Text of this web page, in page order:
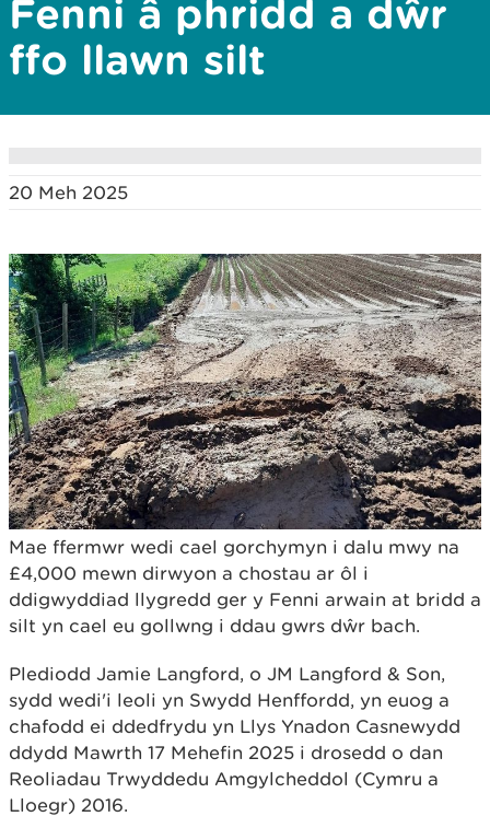
Fenni â phridd a dŵr
ffo llawn silt
20 Meh 2025
Mae ffermwr wedi cael gorchymyn i dalu mwy na
£4,000 mewn dirwyon a chostau ar ôl i
ddigwyddiad llygredd ger y Fenni arwain at bridd a
silt yn cael eu gollwng i ddau gwrs dŵr bach.
Plediodd Jamie Langford, o JM Langford & Son,
sydd wedi'i leoli yn Swydd Henffordd, yn euog a
chafodd ei ddedfrydu yn Llys Ynadon Casnewydd
ddydd Mawrth 17 Mehefin 2025 i drosedd o dan
Reoliadau Trwyddedu Amgylcheddol (Cymru a
Lloegr) 2016.